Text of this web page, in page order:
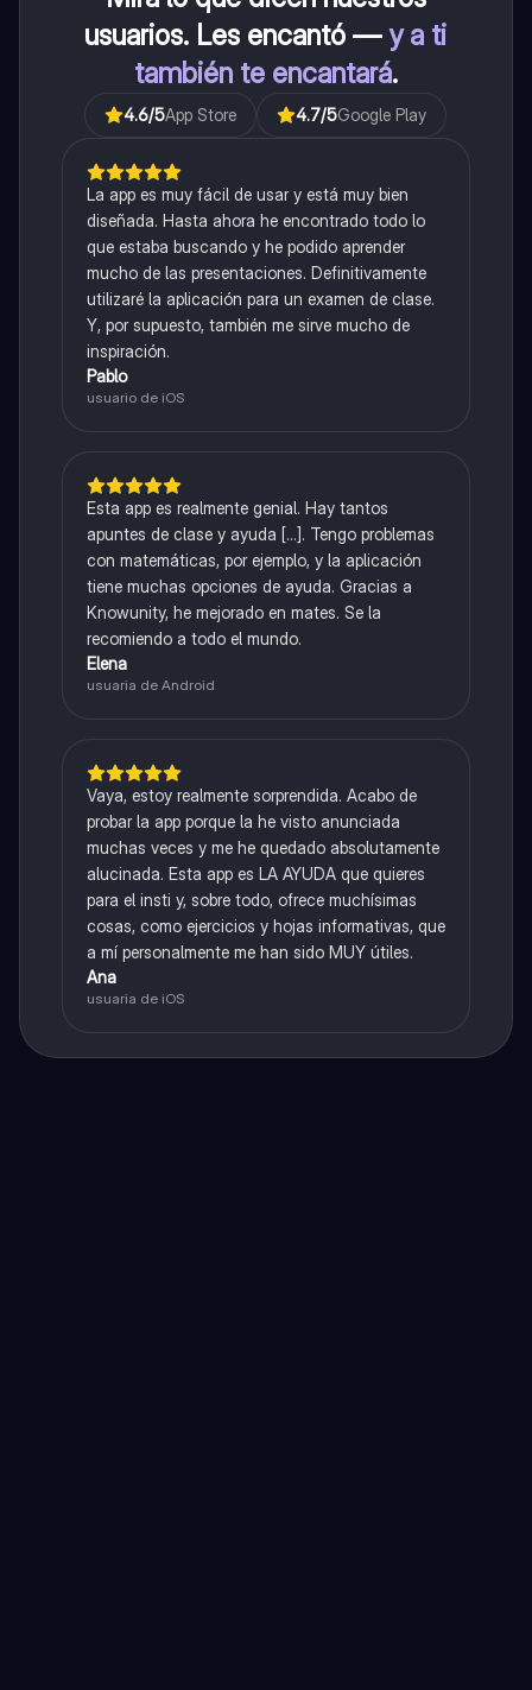
usuarios. Les encantó —y a ti
también te encantará.
4.6/5App Store 4.7/5Google Play
La app es muy fácil de usar y está muy bien
diseñada. Hasta ahora he encontrado todo lo
que estaba buscando y he podido aprender
mucho de las presentaciones. Definitivamente
utilizaré la aplicación para un examen de clase.
Y, por supuesto, también me sirve mucho de
inspiración.
Pablo
usuario de iOS
Esta app es realmente genial. Hay tantos
apuntes de clase y ayuda [...]. Tengo problemas
con matemáticas, por ejemplo, y la aplicación
tiene muchas opciones de ayuda. Gracias a
Knowunity, he mejorado en mates. Se la
recomiendo a todo el mundo.
Elena
usuaria de Android
Vaya, estoy realmente sorprendida. Acabo de
probar la app porque la he visto anunciada
muchas veces y me he quedado absolutamente
alucinada. Esta app es LA AYUDA que quieres
para el insti y, sobre todo, ofrece muchísimas
cosas, como ejercicios y hojas informativas, que
a mí personalmente me han sido MUY útiles.
Ana
usuaria de iOS